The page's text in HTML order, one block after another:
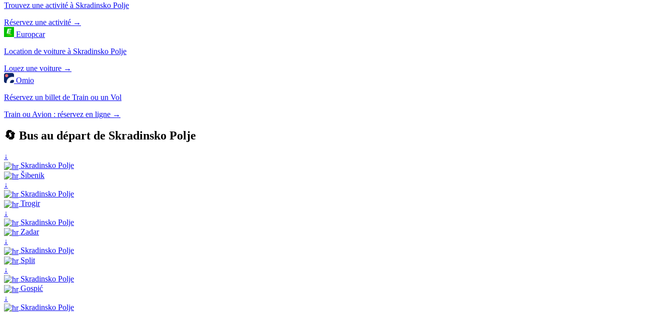
Trouvez une activité à Skradinsko Polje
Réservez une activité →
Europcar
Location de voiture à Skradinsko Polje
Louez une voiture →
Omio
Réservez un billet de Train ou un Vol
Train ou Avion : réservez en ligne →
🔄 Bus au départ de Skradinsko Polje
↓
Skradinsko Polje
Šibenik
↓
Skradinsko Polje
Trogir
↓
Skradinsko Polje
Zadar
↓
Skradinsko Polje
Split
↓
Skradinsko Polje
Gospić
↓
Skradinsko Polje